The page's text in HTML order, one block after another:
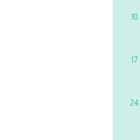
10
17
24